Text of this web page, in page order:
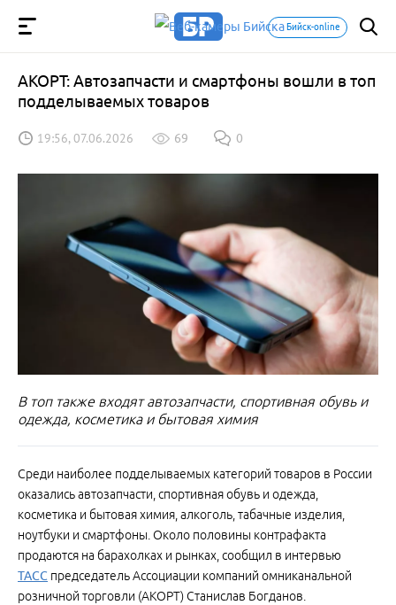
Бийск-online
АКОРТ: Автозапчасти и смартфоны вошли в топ
подделываемых товаров
19:56, 07.06.2026 69 0
В топ также входят автозапчасти, спортивная обувь и
одежда, косметика и бытовая химия
Среди наиболее подделываемых категорий товаров в России
оказались автозапчасти, спортивная обувь и одежда,
косметика и бытовая химия, алкоголь, табачные изделия,
ноутбуки и смартфоны. Около половины контрафакта
продаются на барахолках и рынках, сообщил в интервью
ТАСС председатель Ассоциации компаний омниканальной
розничной торговли (АКОРТ) Станислав Богданов.